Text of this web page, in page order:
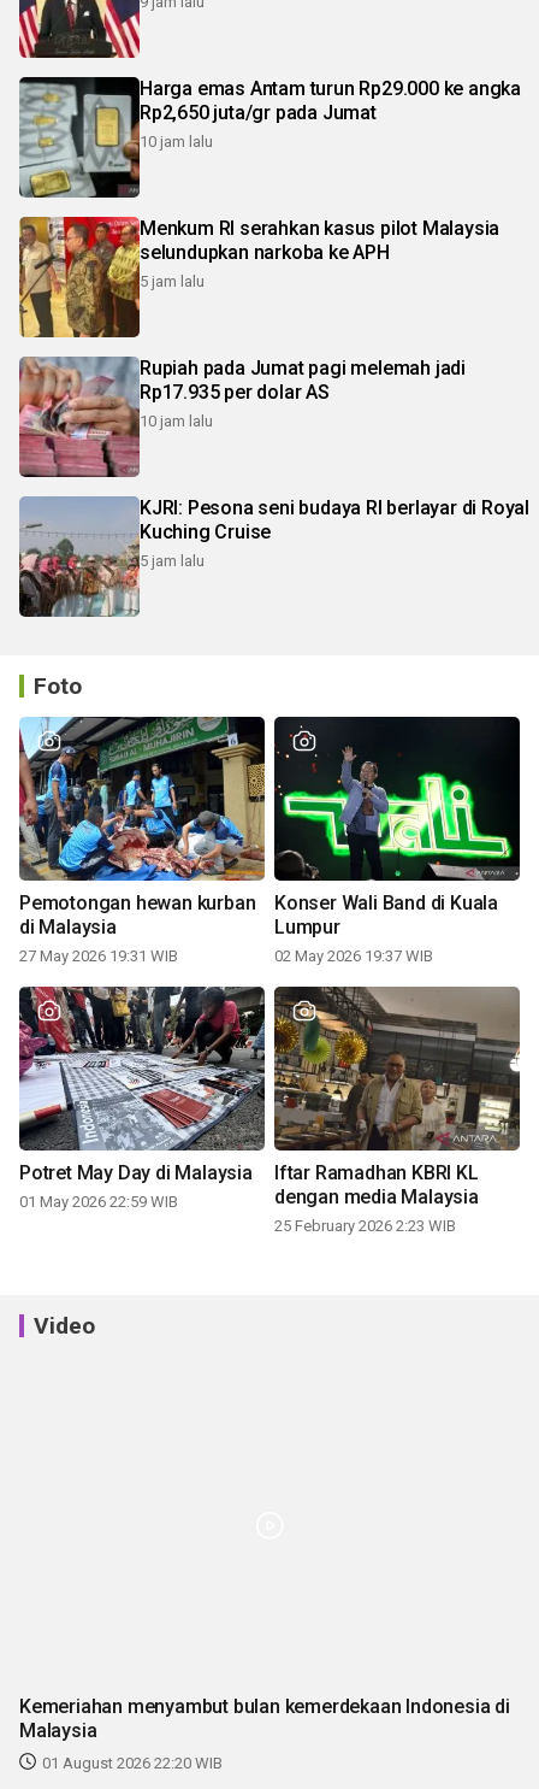
Harga emas Antam turun Rp29.000 ke angka
Rp2,650 juta/gr pada Jumat
10 jam lalu
Menkum RI serahkan kasus pilot Malaysia
selundupkan narkoba ke APH
5 jam lalu
Rupiah pada Jumat pagi melemah jadi
Rp17.935 per dolar AS
10 jam lalu
KJRI: Pesona seni budaya RI berlayar di Royal
Kuching Cruise
5 jam lalu
Foto
Pemotongan hewan kurban
di Malaysia
27 May 2026 19:31 WIB
Konser Wali Band di Kuala
Lumpur
02 May 2026 19:37 WIB
Potret May Day di Malaysia
01 May 2026 22:59 WIB
Iftar Ramadhan KBRI KL
dengan media Malaysia
25 February 2026 2:23 WIB
Video
Kemeriahan menyambut bulan kemerdekaan Indonesia di
Malaysia
01 August 2026 22:20 WIB